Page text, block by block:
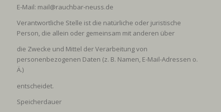
E-Mail: mail@rauchbar-neuss.de
Verantwortliche Stelle ist die natürliche oder juristische
Person, die allein oder gemeinsam mit anderen über
die Zwecke und Mittel der Verarbeitung von
personenbezogenen Daten (z. B. Namen, E-Mail-Adressen o.
Ä.)
entscheidet.
Speicherdauer